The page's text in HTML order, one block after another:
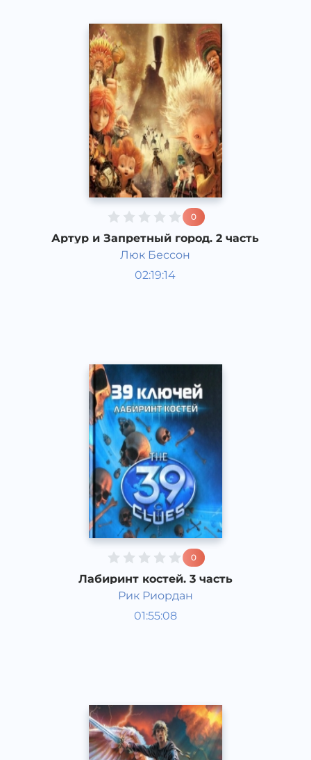
0
Артур и Запретный город. 2 часть
Люк Бессон
02:19:14
Мировая литература
0
Лабиринт костей. 3 часть
Рик Риордан
01:55:08
Мировая литература